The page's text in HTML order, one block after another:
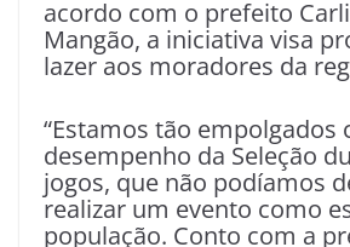
acordo com o prefeito
Mangão, a iniciativa visa
lazer aos moradores da
“Estamos tão empolgados
desempenho da Seleção
jogos, que não podíamos
realizar um evento como
população. Conto com a